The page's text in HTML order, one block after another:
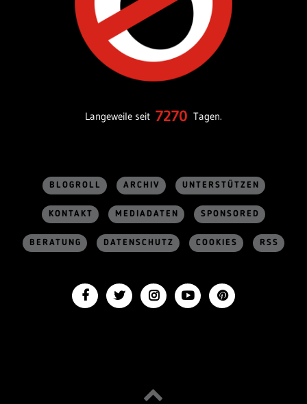
Langeweile seit 7270 Tagen.
BLOGROLL ARCHIV UNTERSTÜTZEN
KONTAKT MEDIADATEN SPONSORED
BERATUNG DATENSCHUTZ COOKIES RSS